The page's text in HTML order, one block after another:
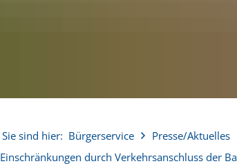
Sie sind hier: Bürgerservice Presse/Aktuelles
Einschränkungen durch Verkehrsanschluss der